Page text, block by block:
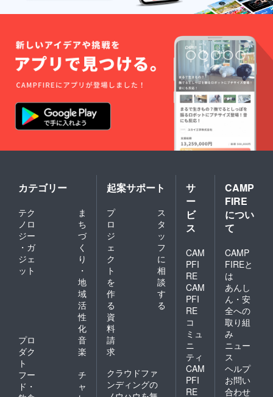
カテゴリー
テク
ノロ
ジー
・ガ
ジェ
ット
ま
ち
づ
く
り
・
地
域
活
性
化
プロ
ダク
ト
音
楽
フー
ド・
チ
ャ
起案サポート
プ
ロ
ジ
ェ
ク
ト
を
作
る
ス
タ
ッ
フ
に
相
談
す
る
資
料
請
求
クラウドファ
ンディングの
サ
ー
ビ
ス
CAM
PFI
RE
CAM
PFI
RE
コ
ミュ
ニ
ティ
CAM
PFI
RE
CAMP
FIRE
につい
て
CAMP
FIREと
は
あんし
ん・安
全への
取り組
み
ニュー
ス
ヘルプ
お問い
合わせ